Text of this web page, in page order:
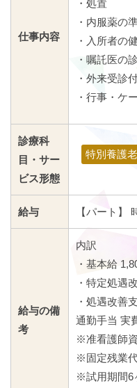
仕事内容
・処置
・内服薬の
・入所者の
・嘱託医の
・外来受診
・行事・ケ
診療科
目・サー
ビス形態
特別養護
給与 【パート】
給与の備
考
内訳
・基本給
・特定処遇
・処遇改善
通勤手当 実
※准看護師
※固定残業
※試用期間6